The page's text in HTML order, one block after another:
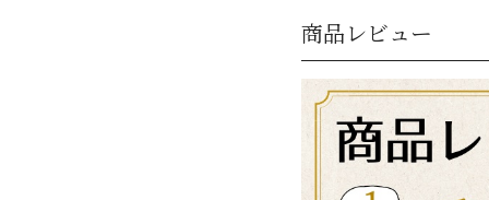
商品レビュー